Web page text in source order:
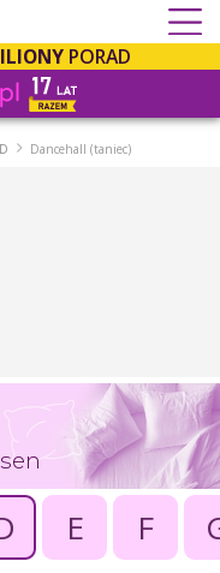
PORAD
D Dancehall (taniec)
E F